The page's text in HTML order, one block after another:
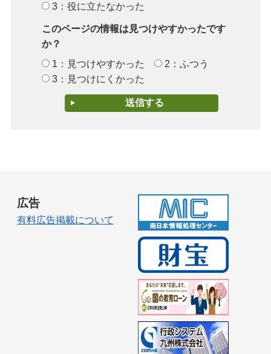
3：役に立たなかった
このページの情報は見つけやすかったです
か？
1：見つけやすかった
2：ふつう
3：見つけにくかった
広告
有料広告掲載について